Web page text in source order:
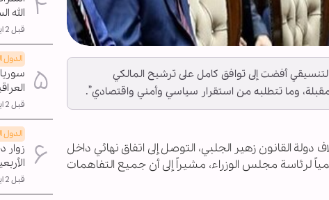
التنسيقي أفضت إلى توافق كامل على ترشيح المالكي
وما تتطلبه من استقرار سياسي وأمني واقتصادي”.
دولة القانون زهير الجلبي، التوصل إلى اتفاق نهائي داخل
لرئاسة مجلس الوزراء، مشيراً إلى أن جميع التفاهمات
الله
قبل 2 ايام
الدول
قبل 2 ايام
الدول
زوار
قبل 2 ايام